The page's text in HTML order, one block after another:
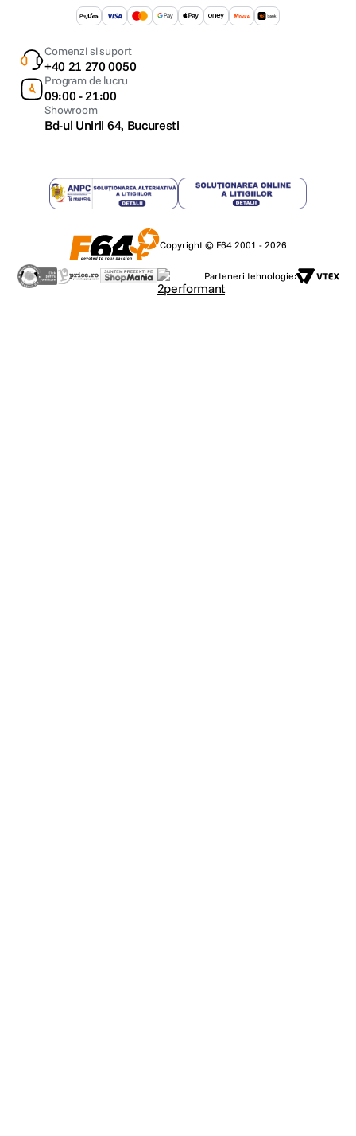
Comenzi si suport
+40 21 270 0050
Program de lucru
09:00 - 21:00
Showroom
Bd-ul Unirii 64, Bucuresti
Copyright © F64 2001 - 2026
Parteneri tehnologie: